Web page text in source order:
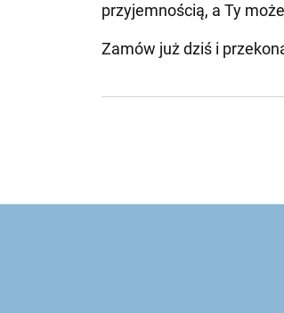
przyjemnością, a Ty
Zamów już dziś i